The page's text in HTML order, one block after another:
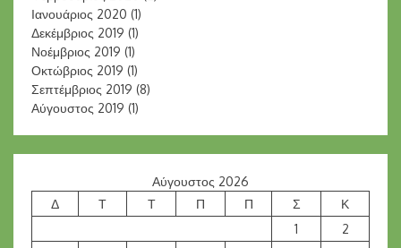
Ιανουάριος 2020 (1)
Δεκέμβριος 2019 (1)
Νοέμβριος 2019 (1)
Οκτώβριος 2019 (1)
Σεπτέμβριος 2019 (8)
Αύγουστος 2019 (1)
Αύγουστος 2026
Δ
Τ Τ Π Π Σ
Κ
1
2